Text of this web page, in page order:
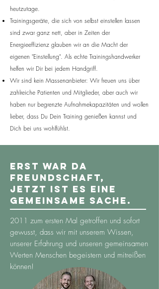
heutzutage.
Trainingsgeräte, die sich von selbst einstellen lassen
sind zwar ganz nett, aber in Zeiten der
Energieeffizienz glauben wir an die Macht der
eigenen "Einstellung". Als echte Trainingshandwerker
helfen wir Dir bei jedem Handgriff.
Wir sind kein Massenanbieter: Wir freuen uns über
zahlreiche Patienten und Mitglieder, aber auch wir
haben nur begrenzte Aufnahmekapazitäten und wollen
lieber, dass Du Dein Training genießen kannst und
Dich bei uns wohlfühlst.
Erst war da
Freundschaft,
jetzt ist es eine
gemeinsame Sache.
2011 zum ersten Mal getroffen und sofort
gewusst, dass wir mit unserem Wissen,
unserer Erfahrung und unseren gemeinsamen
Werten Menschen begeistern und mitreißen
können!